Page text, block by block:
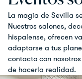
La magia de Sevilla
Nuestros salones,
hispalense, ofrecen
adaptarse a tus
contacto con
de hacerla realidad.